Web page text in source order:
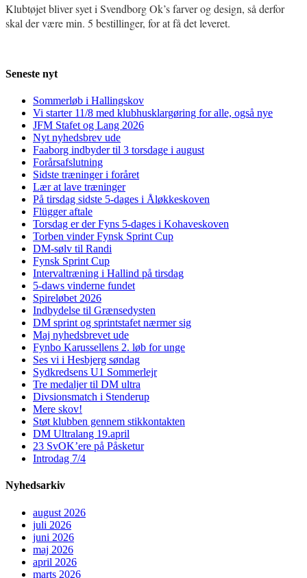
Klubtøjet bliver syet i Svendborg Ok’s farver og design, så derfor
skal der være min. 5 bestillinger, for at få det leveret.
Seneste nyt
Sommerløb i Hallingskov
Vi starter 11/8 med klubhusklargøring for alle, også nye
JFM Stafet og Lang 2026
Nyt nyhedsbrev ude
Faaborg indbyder til 3 torsdage i august
Forårsafslutning
Sidste træninger i foråret
Lær at lave træninger
På tirsdag sidste 5-dages i Åløkkeskoven
Flügger aftale
Torsdag er der Fyns 5-dages i Kohaveskoven
Torben vinder Fynsk Sprint Cup
DM-sølv til Randi
Fynsk Sprint Cup
Intervaltræning i Hallind på tirsdag
5-daws vinderne fundet
Spireløbet 2026
Indbydelse til Grænsedysten
DM sprint og sprintstafet nærmer sig
Maj nyhedsbrevet ude
Fynbo Karussellens 2. løb for unge
Ses vi i Hesbjerg søndag
Sydkredsens U1 Sommerlejr
Tre medaljer til DM ultra
Divsionsmatch i Stenderup
Mere skov!
Støt klubben gennem stikkontakten
DM Ultralang 19.april
23 SvOK’ere på Påsketur
Introdag 7/4
Nyhedsarkiv
august 2026
juli 2026
juni 2026
maj 2026
april 2026
marts 2026